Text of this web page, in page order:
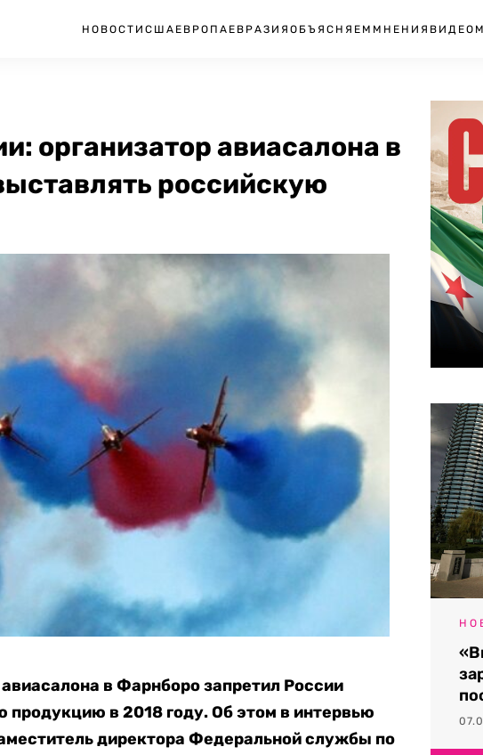
НОВОСТИ США ЕВРОПА ЕВРАЗИЯ ОБЪЯСНЯЕМ МНЕНИЯ ВИДЕО
организатор авиасалона в
российскую
в Фарнборо запретил России
в 2018 году. Об этом в интервью
директора Федеральной службы по